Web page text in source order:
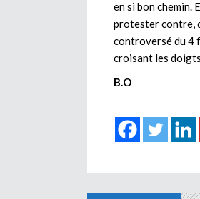
en si bon chemin.
protester contre,
controversé du 4
croisant les
B.O